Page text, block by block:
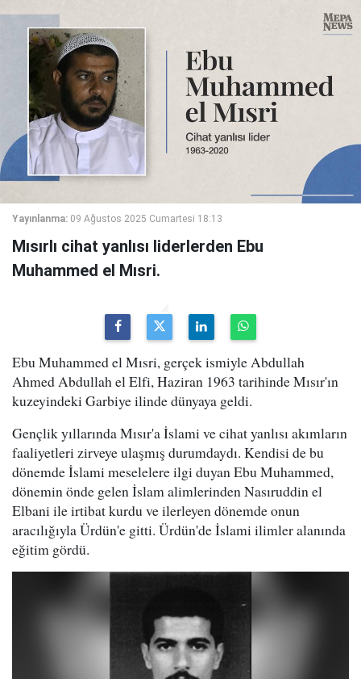
Yayınlanma: 09 Ağustos 2025 Cumartesi 18:13
Mısırlı cihat yanlısı liderlerden Ebu
Muhammed el Mısri.
Ebu Muhammed el Mısri, gerçek ismiyle Abdullah
Ahmed Abdullah el Elfi, Haziran 1963 tarihinde Mısır'ın
kuzeyindeki Garbiye ilinde dünyaya geldi.
Gençlik yıllarında Mısır'a İslami ve cihat yanlısı akımların
faaliyetleri zirveye ulaşmış durumdaydı. Kendisi de bu
dönemde İslami meselelere ilgi duyan Ebu Muhammed,
dönemin önde gelen İslam alimlerinden Nasıruddin el
Elbani ile irtibat kurdu ve ilerleyen dönemde onun
aracılığıyla Ürdün'e gitti. Ürdün'de İslami ilimler alanında
eğitim gördü.